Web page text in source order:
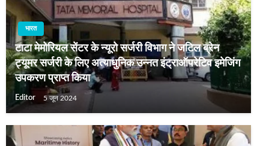
भारत
टाटा मेमोरियल सेंटर के न्यूरो सर्जरी विभाग ने जटिल ब्रेन
ट्यूमर सर्जरी के लिए अत्याधुनिक उन्नत इंट्राऑपरेटिव इमेजिंग
उपकरण प्राप्त किया
Editor 5 जून 2024